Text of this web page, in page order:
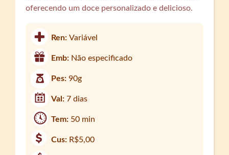
oferecendo um doce personalizado e delicioso.
Ren:Variável
Emb: Não especificado
Pes:90g
Val:7 dias
Tem: 50 min
Cus: R$5,00